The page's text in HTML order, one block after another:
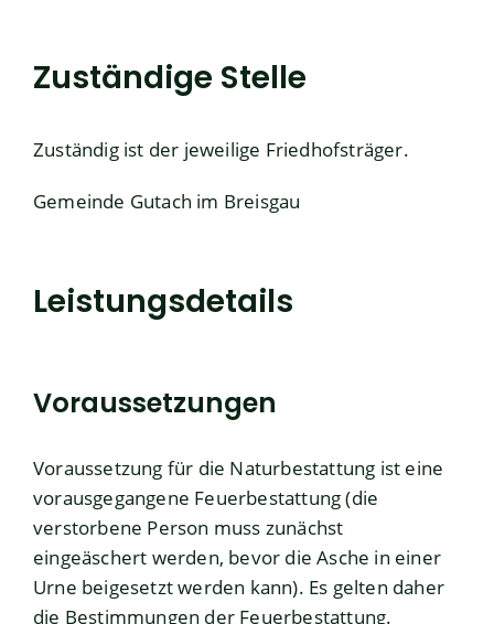
Zuständige Stelle
Zuständig ist der jeweilige Friedhofsträger.
Gemeinde Gutach im Breisgau
Leistungsdetails
Voraussetzungen
Voraussetzung für die Naturbestattung ist eine
vorausgegangene Feuerbestattung (die
verstorbene Person muss zunächst
eingeäschert werden, bevor die Asche in einer
Urne beigesetzt werden kann). Es gelten daher
die Bestimmungen der Feuerbestattung.